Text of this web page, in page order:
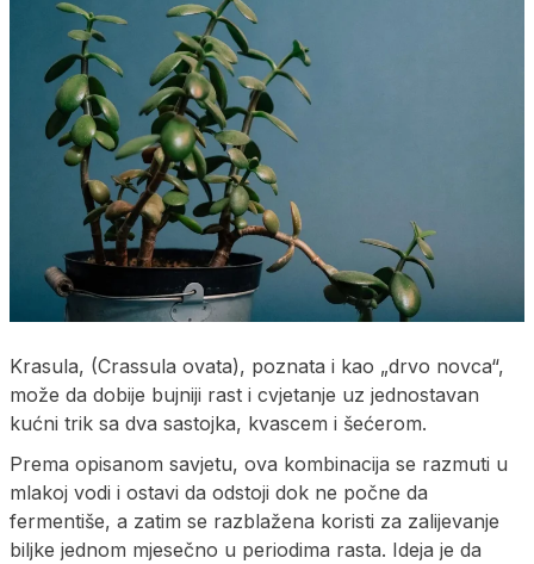
Krasula, (Crassula ovata), poznata i kao „drvo novca“,
može da dobije bujniji rast i cvjetanje uz jednostavan
kućni trik sa dva sastojka, kvascem i šećerom.
Prema opisanom savjetu, ova kombinacija se razmuti u
mlakoj vodi i ostavi da odstoji dok ne počne da
fermentiše, a zatim se razblažena koristi za zalijevanje
biljke jednom mjesečno u periodima rasta. Ideja je da